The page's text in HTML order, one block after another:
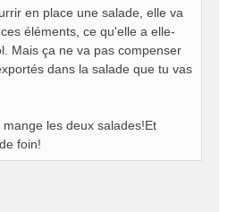
en place une salade, elle va
éléments, ce qu'elle a elle-
Mais ça ne va pas compenser
dans la salade que tu vas
les deux salades!Et
foin!